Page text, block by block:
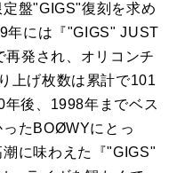
盤"GIGS"復刻を求め
年には『"GIGS" JUST
発され、オリコンチ
上げ枚数は累計で101
年後、1998年までベス
ったBOØWYにとっ
に味わえた『"GIGS"